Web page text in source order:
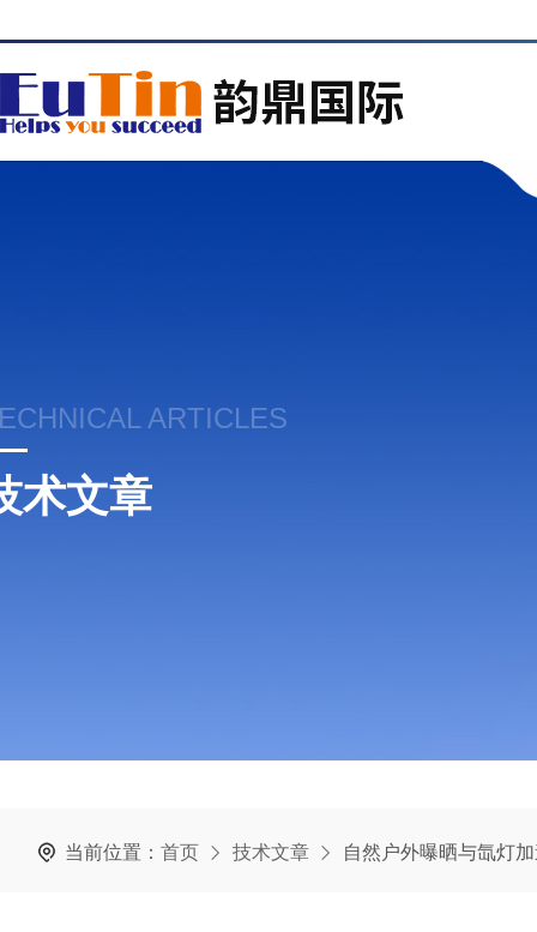
ARTICLES
术文章
当前位置： 首页 技术文章 自然户外曝晒与氙灯